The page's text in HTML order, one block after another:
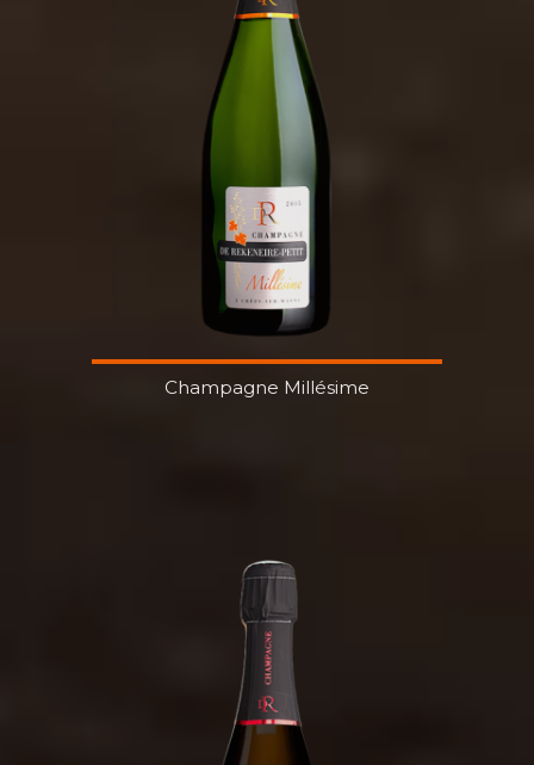
Champagne Millésime